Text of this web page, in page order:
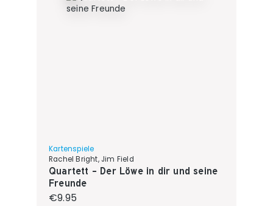
Kartenspiele
Rachel Bright, Jim Field
Quartett - Der Löwe in dir und seine
Freunde
Regular price:
€9.95